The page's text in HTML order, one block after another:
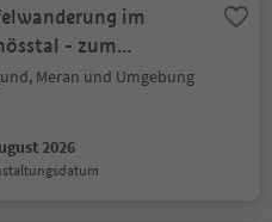
im
- zum
(2.486m)
Meran und Umgebung
2026